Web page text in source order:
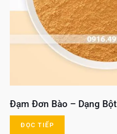
Đạm Đơn Bào – Dạng Bột
ĐỌC TIẾP